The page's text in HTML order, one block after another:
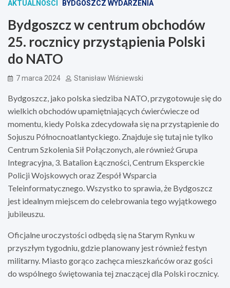
AKTUALNOŚCI BYDGOSZCZ WYDARZENIA
Bydgoszcz w centrum obchodów
25. rocznicy przystąpienia Polski
do NATO
7 marca 2024 Stanisław Wiśniewski
Bydgoszcz, jako polska siedziba NATO, przygotowuje się do
wielkich obchodów upamiętniających ćwierćwiecze od
momentu, kiedy Polska zdecydowała się na przystąpienie do
Sojuszu Północnoatlantyckiego. Znajduje się tutaj nie tylko
Centrum Szkolenia Sił Połączonych, ale również Grupa
Integracyjna, 3. Batalion Łączności, Centrum Eksperckie
Policji Wojskowych oraz Zespół Wsparcia
Teleinformatycznego. Wszystko to sprawia, że Bydgoszcz
jest idealnym miejscem do celebrowania tego wyjątkowego
jubileuszu.
Oficjalne uroczystości odbędą się na Starym Rynku w
przyszłym tygodniu, gdzie planowany jest również festyn
militarny. Miasto gorąco zachęca mieszkańców oraz gości
do wspólnego świętowania tej znaczącej dla Polski rocznicy.